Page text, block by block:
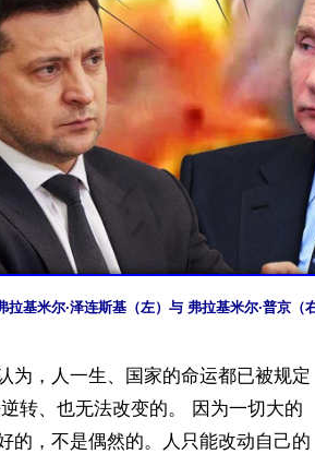
拉基米尔·泽连斯基（左）与 弗拉基米尔·普京（
为，人一生、国家的命运都已被规定
转、也无法改变的。 因为一切大的
的，不是偶然的。人只能改动自己的